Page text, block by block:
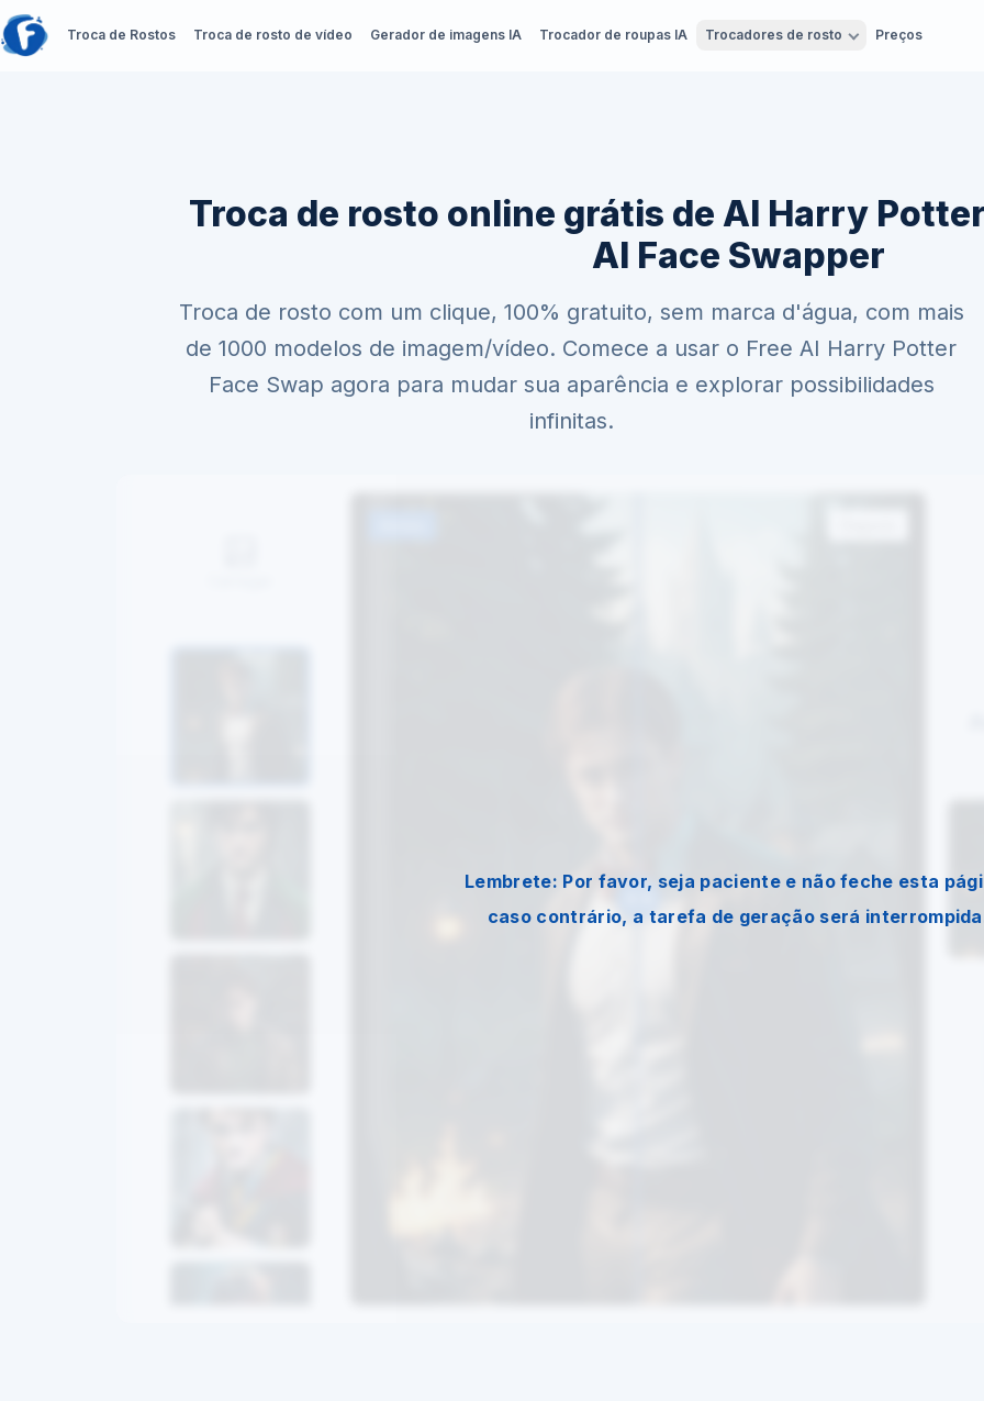
Troca de Rostos Troca de rosto de vídeo Gerador de imagens IA Trocador de roupas IA Trocadores de rosto Preços
Troca de rosto online grátis de AI Harry
AI Face Swapper
Troca de rosto com um clique, 100% gratuito, sem marca d'água, com mais
de 1000 modelos de imagem/vídeo. Comece a usar o Free AI Harry Potter
Face Swap agora para mudar sua aparência e explorar possibilidades
infinitas.
Lembrete: Por favor, seja paciente e não feche esta
caso contrário, a tarefa de geração será